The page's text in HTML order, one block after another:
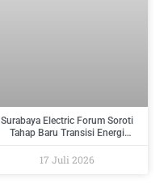
Surabaya Electric Forum Soroti
Tahap Baru Transisi Energi
Implementasi
17 Juli 2026